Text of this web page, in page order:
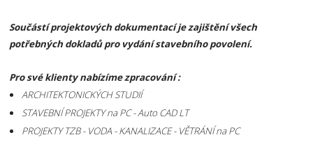
Součástí projektových dokumentací je zajištění všech
potřebných dokladů pro vydání stavebního povolení.
Pro své klienty nabízíme zpracování :
ARCHITEKTONICKÝCH STUDIÍ
STAVEBNÍ PROJEKTY na PC - Auto CAD LT
PROJEKTY TZB - VODA - KANALIZACE - VĚTRÁNÍ na PC